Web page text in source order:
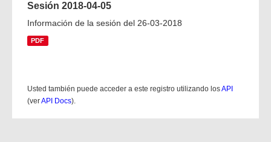
Sesión 2018-04-05
Información de la sesión del 26-03-2018
PDF
Usted también puede acceder a este registro utilizando losAPI
(verAPI Docs).